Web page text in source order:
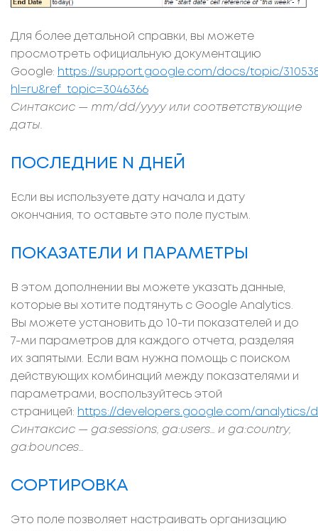
Для более детальной справки, вы можете
просмотреть официальную документацию
Google: https://support.google.com/docs/topic/
hl=ru&ref_topic=3046366
Синтаксис — mm/dd/yyyy или соответствующие
даты.
ПОСЛЕДНИЕ N ДНЕЙ
Если вы используете дату начала и дату
окончания, то оставьте это поле пустым.
ПОКАЗАТЕЛИ И ПАРАМЕТРЫ
В этом дополнении вы можете указать данные,
которые вы хотите подтянуть с Google Analytics.
Вы можете установить до 10-ти показателей и до
7-ми параметров для каждого отчета, разделяя
их запятыми. Если вам нужна помощь с поиском
действующих комбинаций между показателями и
параметрами, воспользуйтесь этой
страницей: https://developers.google.com/
Синтаксис — ga:sessions, ga:users… и ga:country,
ga:bounces…
СОРТИРОВКА
Это поле позволяет настраивать организацию